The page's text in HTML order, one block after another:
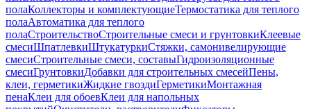
полаКоллекторы и комплектующиеТермостатика для теплого
полаАвтоматика для теплого
полаСтроительствоСтроительные смеси и грунтовкиКлеевые
смесиШпатлевкиШтукатуркиСтяжки, самонивелирующие
смесиСтроительные смеси, составыГидроизоляционные
смесиГрунтовкиДобавки для строительных смесейПены,
клеи, герметикиЖидкие гвоздиГерметикиМонтажная
пенаКлеи для обоевКлеи для напольных